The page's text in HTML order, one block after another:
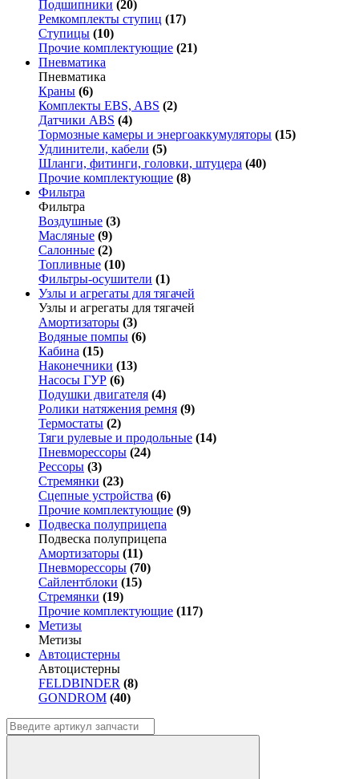
Подшипники (20)
Ремкомплекты ступиц (17)
Ступицы (10)
Прочие комплектующие (21)
Пневматика
Пневматика
Краны (6)
Комплекты EBS, ABS (2)
Датчики ABS (4)
Тормозные камеры и энергоаккумуляторы (15)
Удлинители, кабели (5)
Шланги, фитинги, головки, штуцера (40)
Прочие комплектующие (8)
Фильтра
Фильтра
Воздушные (3)
Масляные (9)
Салонные (2)
Топливные (10)
Фильтры-осушители (1)
Узлы и агрегаты для тягачей
Узлы и агрегаты для тягачей
Амортизаторы (3)
Водяные помпы (6)
Кабина (15)
Наконечники (13)
Насосы ГУР (6)
Подушки двигателя (4)
Ролики натяжения ремня (9)
Термостаты (2)
Тяги рулевые и продольные (14)
Пневморессоры (24)
Рессоры (3)
Стремянки (23)
Сцепные устройства (6)
Прочие комплектующие (9)
Подвеска полуприцепа
Подвеска полуприцепа
Амортизаторы (11)
Пневморессоры (70)
Сайлентблоки (15)
Стремянки (19)
Прочие комплектующие (117)
Метизы
Метизы
Автоцистерны
Автоцистерны
FELDBINDER (8)
GONDROM (40)